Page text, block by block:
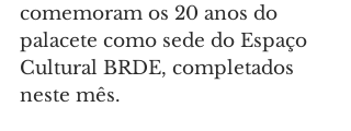
comemoram os 20 anos do
palacete como sede do Espaço
Cultural BRDE, completados
neste mês.